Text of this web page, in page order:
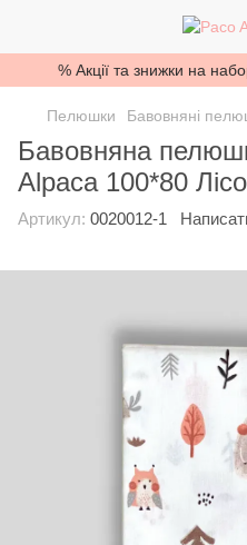
% Акції та знижки на
Пелюшки Бавовняні
Бавовняна
Alpaca 100*80
Артикул: 0020012-1